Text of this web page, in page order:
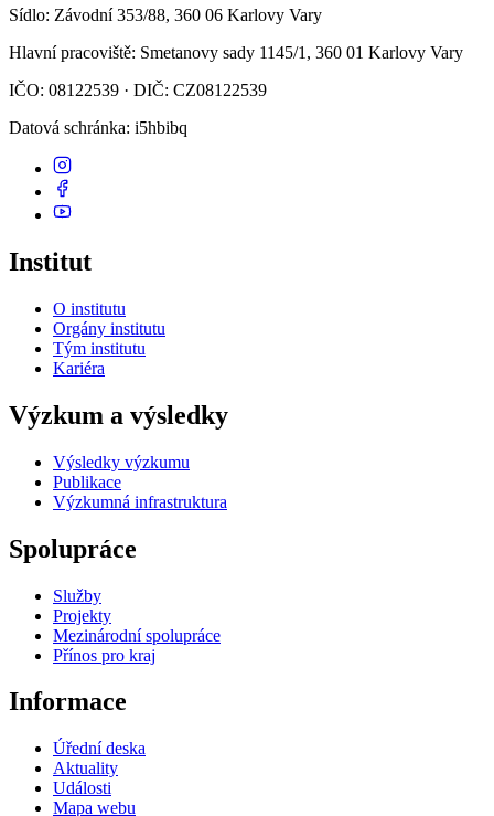
Sídlo: Závodní 353/88, 360 06 Karlovy Vary
Hlavní pracoviště: Smetanovy sady 1145/1, 360 01 Karlovy Vary
IČO: 08122539 · DIČ: CZ08122539
Datová schránka: i5hbibq
Institut
O institutu
Orgány institutu
Tým institutu
Kariéra
Výzkum a výsledky
Výsledky výzkumu
Publikace
Výzkumná infrastruktura
Spolupráce
Služby
Projekty
Mezinárodní spolupráce
Přínos pro kraj
Informace
Úřední deska
Aktuality
Události
Mapa webu